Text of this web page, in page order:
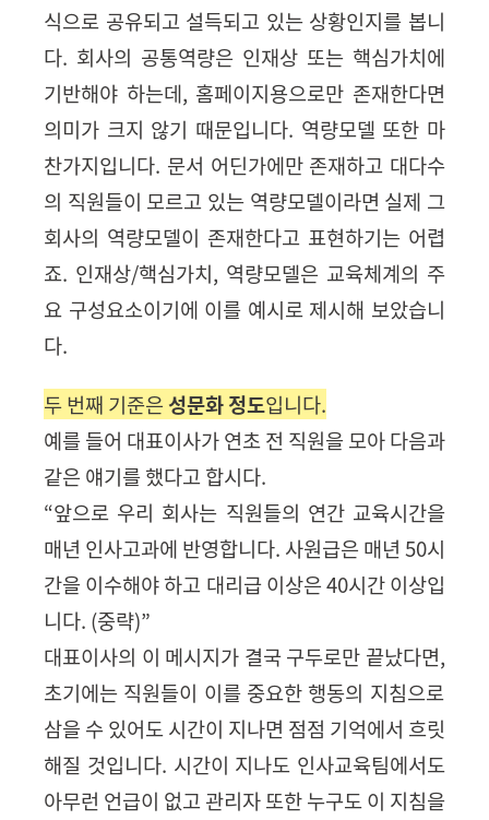
식으로 공유되고 설득되고 있는 상황인지를 봅니
다. 회사의 공통역량은 인재상 또는 핵심가치에
기반해야 하는데, 홈페이지용으로만 존재한다면
의미가 크지 않기 때문입니다. 역량모델 또한 마
찬가지입니다. 문서 어딘가에만 존재하고 대다수
의 직원들이 모르고 있는 역량모델이라면 실제 그
회사의 역량모델이 존재한다고 표현하기는 어렵
죠. 인재상/핵심가치, 역량모델은 교육체계의 주
요 구성요소이기에 이를 예시로 제시해 보았습니
다.
두 번째 기준은 성문화 정도입니다.
예를 들어 대표이사가 연초 전 직원을 모아 다음과
같은 얘기를 했다고 합시다.
“앞으로 우리 회사는 직원들의 연간 교육시간을
매년 인사고과에 반영합니다. 사원급은 매년 50시
간을 이수해야 하고 대리급 이상은40시간 이상입
니다. (중략)”
대표이사의 이 메시지가 결국 구두로만 끝났다면,
초기에는 직원들이 이를 중요한 행동의 지침으로
삼을 수 있어도 시간이 지나면 점점 기억에서 흐릿
해질 것입니다. 시간이 지나도 인사교육팀에서도
아무런 언급이 없고 관리자 또한 누구도 이 지침을